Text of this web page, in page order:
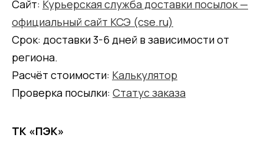
Сайт: Курьерская служба доставки посылок —
официальный сайт КСЭ (cse.ru)
Срок: доставки 3-6 дней в зависимости от
региона.
Расчёт стоимости: Калькулятор
Проверка посылки: Статус заказа
ТК «ПЭК»